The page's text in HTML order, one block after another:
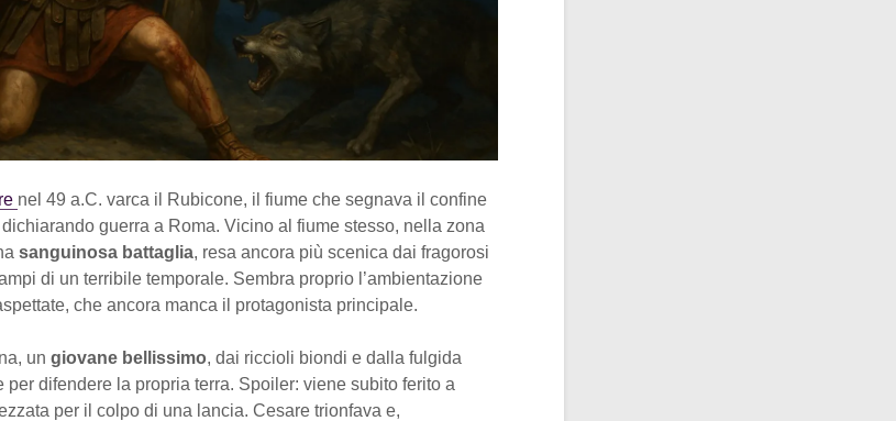
nel 49 a.C. varca il Rubicone, il fiume che segnava il confine
guerra a Roma. Vicino al fiume stesso, nella zona
sanguinosa battaglia, resa ancora più scenica dai fragorosi
di un terribile temporale. Sembra proprio l’ambientazione
che ancora manca il protagonista principale.
un giovane bellissimo, dai riccioli biondi e dalla fulgida
per difendere la propria terra. Spoiler: viene subito ferito a
per il colpo di una lancia. Cesare trionfava e,